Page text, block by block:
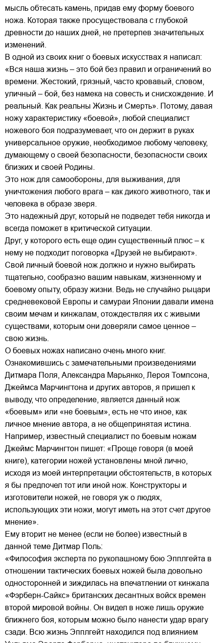
мысль обтесать камень, придав ему форму боевого
ножа. Которая также просуществовала с глубокой
древности до наших дней, не претерпев значительных
изменений.
В одной из своих книг о боевых искусствах я написал:
«Вся наша жизнь – это бой без правил и ограничений во
времени. Жестокий, грязный, часто кровавый, словом,
уличный – бой, без намека на совесть и снисхождение. И
реальный. Как реальны Жизнь и Смерть». Потому, давая
ножу характеристику «боевой», любой специалист
ножевого боя подразумевает, что он держит в руках
универсальное оружие, необходимое любому человеку,
думающему о своей безопасности, безопасности своих
близких и своей Родины.
Это нож для самообороны, для выживания, для
уничтожения любого врага – как дикого животного, так и
человека в образе зверя.
Это надежный друг, который не подведет тебя никогда и
всегда поможет в критической ситуации.
Друг, у которого есть еще один существенный плюс – к
нему не подходит поговорка «Друзей не выбирают».
Свой личный боевой нож должно и нужно выбирать
тщательно, сообразно вашим навыкам, жизненному и
боевому опыту, образу жизни. Ведь не случайно рыцари
средневековой Европы и самураи Японии давали имена
своим мечам и кинжалам, отождествляя их с живыми
существами, которым они доверяли самое ценное –
свою жизнь.
О боевых ножах написано очень много книг.
Ознакомившись с замечательными произведениями
Дитмара Поля, Александра Марьянко, Лероя Томпсона,
Джеймса Марчингтона и других авторов, я пришел к
выводу, что определение, является данный нож
«боевым» или «не боевым», есть не что иное, как
личное мнение автора, а не общепринятая истина.
Например, известный специалист по боевым ножам
Джеймс Марчингтон пишет: «Проще говоря (в моей
книге), категории ножей установлены мной лично,
исходя из моей интерпретации обстоятельств, в которых
я бы предпочел тот или иной нож. Конструкторы и
изготовители ножей, не говоря уж о людях,
использующих эти ножи, могут иметь на этот счет другое
мнение».
Ему вторит не менее (если не более) известный в
данной теме Дитмар Поль:
«Философия эксперта по рукопашному бою Эпплгейта в
отношении тактических боевых ножей была довольно
односторонней и зиждилась на впечатлении от кинжала
«Фэрберн-Сайкс» британских десантных войск времен
второй мировой войны. Он видел в ноже лишь оружие
ближнего боя, которым можно было нанести удар врагу
сзади. Всю жизнь Эпплгейт находился под влиянием